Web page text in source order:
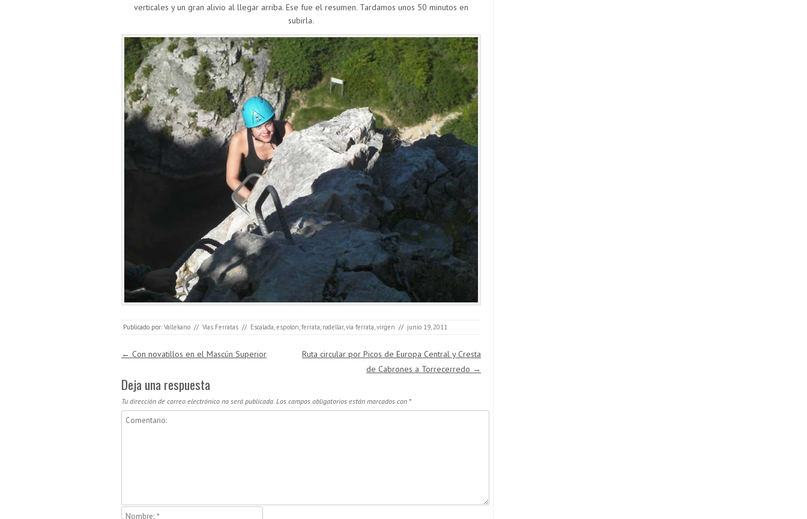
verticales y un gran alivio al llegar arriba. Ese fue el resumen. Tardamos unos 50 minutos en
subirla.
Publicado por: Vallekano // Vías Ferratas // Escalada espolón ferrata rodellar, vía ferrata virgen // junio 19, 2011
Navegación de entradas
← Con novatillos en el Mascún Superior
Ruta circular por Picos de Europa Central y Cresta
de Cabrones a Torrecerredo →
Deja una respuesta
Tu dirección de correo electrónico no será publicada. Los campos obligatorios están marcados con *